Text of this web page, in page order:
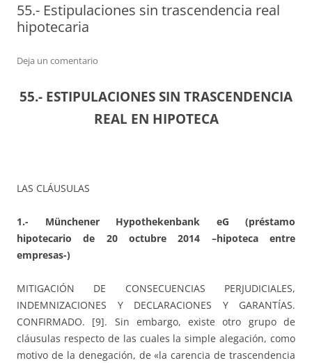
55.- Estipulaciones sin trascendencia real
hipotecaria
Deja un comentario
55.- ESTIPULACIONES SIN TRASCENDENCIA
REAL EN HIPOTECA
LAS CLÁUSULAS
1.- Münchener Hypothekenbank eG (préstamo
hipotecario de 20 octubre 2014 –hipoteca entre
empresas-)
MITIGACIÓN DE CONSECUENCIAS PERJUDICIALES,
INDEMNIZACIONES Y DECLARACIONES Y GARANTÍAS.
CONFIRMADO. [9]. Sin embargo, existe otro grupo de
cláusulas respecto de las cuales la simple alegación, como
motivo de la denegación, de «la carencia de trascendencia